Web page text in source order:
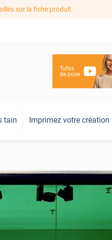
sur la fiche produit.
Tutos
de pose
tain Imprimez votre création